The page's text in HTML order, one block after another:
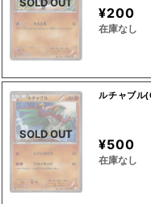
¥200
在庫なし
SOLD OUT
ルチャブル
¥500
在庫なし